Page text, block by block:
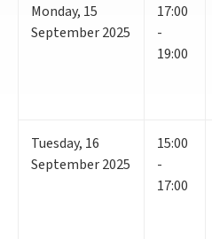
Monday, 15
September 2025
17:00
-
19:00
Tuesday, 16
September 2025
15:00
-
17:00